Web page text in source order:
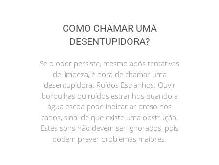
COMO CHAMAR UMA
DESENTUPIDORA?
Se o odor persiste, mesmo após tentativas
de limpeza, é hora de chamar uma
desentupidora. Ruídos Estranhos: Ouvir
borbulhas ou ruídos estranhos quando a
água escoa pode indicar ar preso nos
canos, sinal de que existe uma obstrução.
Estes sons não devem ser ignorados, pois
podem prever problemas maiores.